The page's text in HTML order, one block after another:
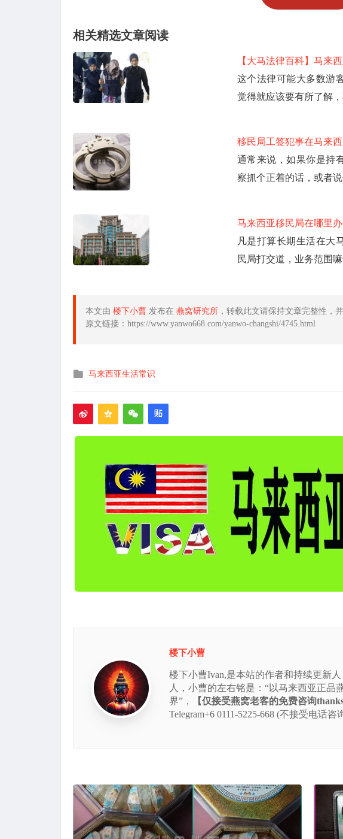
相关精选文章阅读
【大马法律百科】马来
这个法律可能大多数游
觉得就应该要有所了解
移民局工签犯事在马来
通常来说，如果你是持
察抓个正着的话，或者
马来西亚移民局在哪里
凡是打算长期生活在大
民局打交道，业务范围
本文由 楼下小曹 发布在 燕窝研究所 ，转载此文请保持文章完整性，
原文链接：https://www.yanwo668.com/yanwo-changshi/4745.html
发
马来西亚生活常识
楼下小曹
楼下小曹Ivan,是本站的作者和持续更新
人，小曹的左右铭是：“以马来西亚正品
界”，
【仅接受燕窝老客的免费咨询thanks
Telegram+6 0111-5225-668 (不接受电话咨